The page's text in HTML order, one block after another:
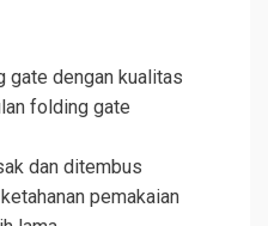
gate dengan kualitas
folding gate
dan ditembus
pemakaian